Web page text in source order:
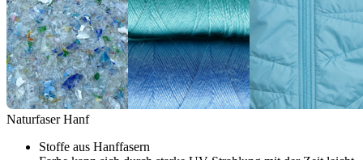
Naturfaser Hanf
Stoffe aus Hanffasern